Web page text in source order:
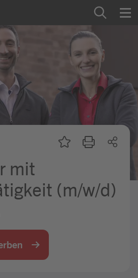
Startseite
als Arbeitgeber
& Studium
& Werkstudium
mit
(m/w/d)